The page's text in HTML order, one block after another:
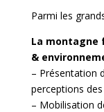
Parmi les
La montagne
&
– Présentation
perceptions
– Mobilisation